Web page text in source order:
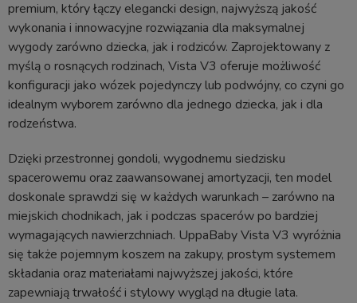
premium, który łączy elegancki design, najwyższą jakość
wykonania i innowacyjne rozwiązania dla maksymalnej
wygody zarówno dziecka, jak i rodziców. Zaprojektowany z
myślą o rosnących rodzinach, Vista V3 oferuje możliwość
konfiguracji jako wózek pojedynczy lub podwójny, co czyni go
idealnym wyborem zarówno dla jednego dziecka, jak i dla
rodzeństwa.
Dzięki przestronnej gondoli, wygodnemu siedzisku
spacerowemu oraz zaawansowanej amortyzacji, ten model
doskonale sprawdzi się w każdych warunkach – zarówno na
miejskich chodnikach, jak i podczas spacerów po bardziej
wymagających nawierzchniach. UppaBaby Vista V3 wyróżnia
się także pojemnym koszem na zakupy, prostym systemem
składania oraz materiałami najwyższej jakości, które
zapewniają trwałość i stylowy wygląd na długie lata.